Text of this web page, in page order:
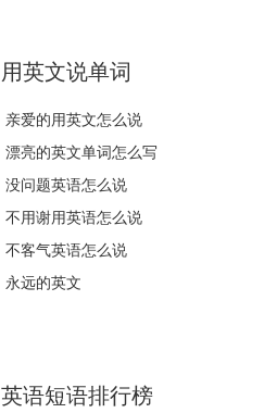
用英文说单词
亲爱的用英文怎么说
漂亮的英文单词怎么写
没问题英语怎么说
不用谢用英语怎么说
不客气英语怎么说
永远的英文
英语短语排行榜